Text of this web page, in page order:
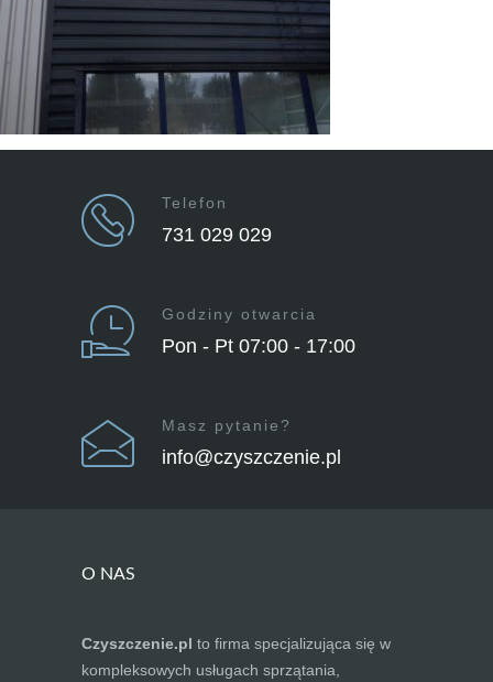
Telefon
731 029 029
Godziny otwarcia
Pon - Pt 07:00 - 17:00
Masz pytanie?
info@czyszczenie.pl
O NAS
Czyszczenie.pl to firma specjalizująca się w
kompleksowych usługach sprzątania,